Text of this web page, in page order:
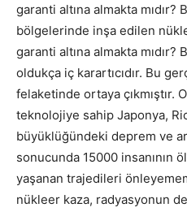
garanti altına almakta
bölgelerinde inşa edilen
garanti altına almakta
oldukça iç karartıcıdır. Bu
felaketinde ortaya çıkmıştır.
teknolojiye sahip Japonya,
büyüklüğündeki deprem ve
sonucunda 15000 insanının
yaşanan trajedileri
nükleer kaza, radyasyonun